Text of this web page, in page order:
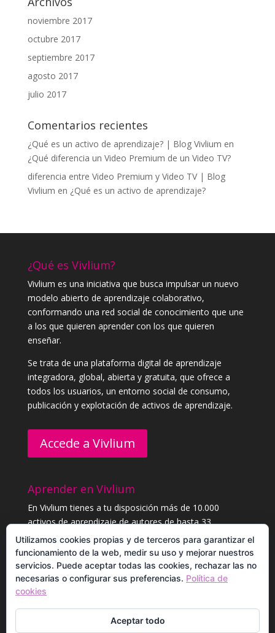
noviembre 2017
octubre 2017
septiembre 2017
agosto 2017
julio 2017
Comentarios recientes
¿Qué es un activo de aprendizaje? | Blog Vivlium en
¿Qué diferencia un Video Premium de un Video TV?
diferencia entre Video Premium y Video TV | Blog
Vivlium en ¿Qué es un activo de aprendizaje?
¿Qué es Vivlium?
Vivlium es una iniciativa que busca impulsar un nuevo
modelo abierto de aprendizaje colaborativo,
conformando una red social de conocimiento que une
a los que quieren aprender con los que quieren
enseñar.
Se trata de una plataforma digital de aprendizaje
integradora, global, abierta y gratuita, que ofrece a
todos los usuarios, un entorno social de consumo,
publicación y explotación de activos de aprendizaje.
Accede a Vivlium
Aprender en Vivlium
En Vivlium tienes a tu disposición más de 10.000
activos de aprendizaje de autores de hasta 33
categorías distintas. Aprende sin límites, y consigue
diplomas.
Registrarme para aprender
Utilizamos cookies propias y de terceros para garantizar el
funcionamiento de la web, medir su uso y mejorar nuestros
servicios. Puede aceptar todas las cookies, rechazar las no
necesarias o configurar sus preferencias. Política de
cookies
Aceptar todo